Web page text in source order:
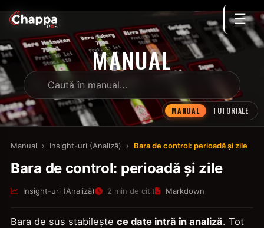
☰
MANUAL
MANUAL TUTORIALE
Manual › Insight-uri (Analiză) › Bara de control: perioadă și zile
Bara de control: perioadă și zile
Insight-uri (Analiză) 2 min de citit Markdown
Bara de sus stabilește ce date intră în analiză. Tot